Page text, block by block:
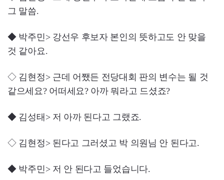
그 말씀.
◆ 박주민> 강선우 후보자 본인의 뜻하고도 안 맞을
것 같아요.
◇ 김현정> 근데 어쨌든 전당대회 판의 변수는 될 것
같으세요? 어떠세요? 아까 뭐라고 드셨죠?
◆ 김성태> 저 아까 된다고 그랬죠.
◇ 김현정> 된다고 그러셨고 박 의원님 안 된다고.
◆ 박주민> 저 안 된다고 들었습니다.